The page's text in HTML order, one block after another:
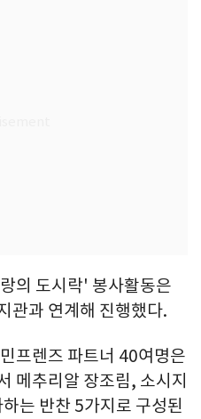
의 도시락' 봉사활동은
관과 연계해 진행했다.
프렌즈 파트너 40여명은
메추리알 장조림, 소시지
는 반찬 5가지로 구성된